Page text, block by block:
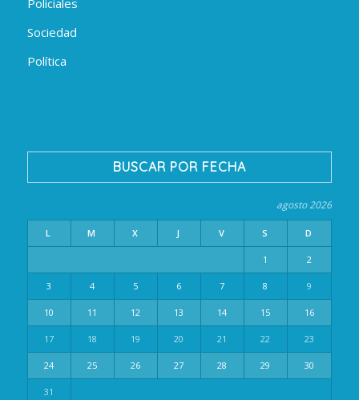
Policiales
Sociedad
Política
BUSCAR POR FECHA
agosto 2026
L M X J V S D
1 2
3 4 5 6 7 8 9
10 11 12 13 14 15 16
17 18 19 20 21 22 23
24 25 26 27 28 29 30
31